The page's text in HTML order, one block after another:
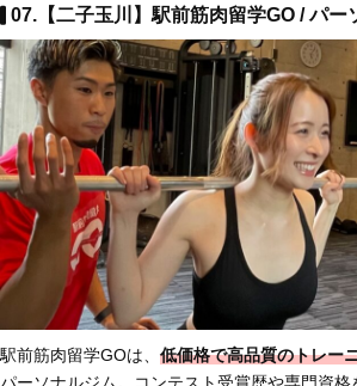
07.【二子玉川】駅前筋肉留学GO / パー
駅前筋肉留学GOは、 低価格で高品質のトレー
パーソナルジム。コンテスト受賞歴や専門資